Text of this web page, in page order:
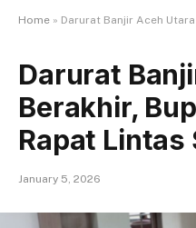
Home » Darurat Banjir Aceh Utara
Darurat
Berakhir,
Rapat Lintas
January 5, 2026